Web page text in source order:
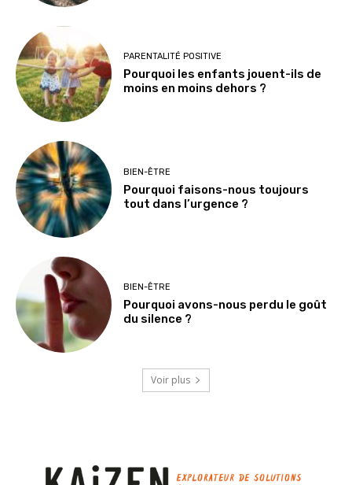
PARENTALITÉ POSITIVE
Pourquoi les enfants jouent-ils de
moins en moins dehors ?
BIEN-ÊTRE
Pourquoi faisons-nous toujours
tout dans l’urgence ?
BIEN-ÊTRE
Pourquoi avons-nous perdu le goût
du silence ?
Voir plus